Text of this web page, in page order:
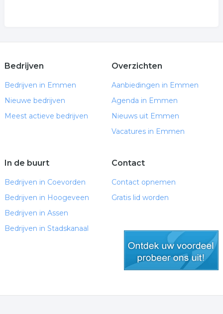
Bedrijven
Bedrijven in Emmen
Nieuwe bedrijven
Meest actieve bedrijven
Overzichten
Aanbiedingen in Emmen
Agenda in Emmen
Nieuws uit Emmen
Vacatures in Emmen
In de buurt
Bedrijven in Coevorden
Bedrijven in Hoogeveen
Bedrijven in Assen
Bedrijven in Stadskanaal
Contact
Contact opnemen
Gratis lid worden